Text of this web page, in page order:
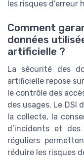
les risques d’erreur
Comment
données
artificielle ?
La sécurité des
artificielle repose
le contrôle des
des usages. Le DSI
la collecte, la
d’incidents et
réguliers
réduire les risques